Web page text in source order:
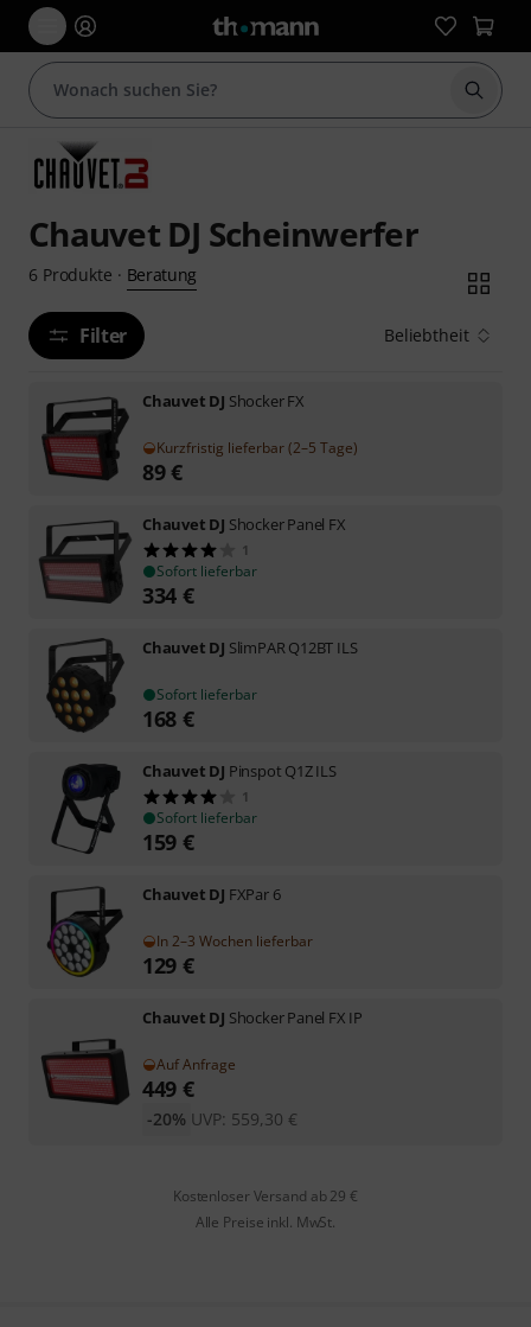
Suche
Chauvet DJ Scheinwerfer
6 Produkte · Beratung
Filter Beliebtheit
Chauvet DJ Shocker FX
Kurzfristig lieferbar (2–5 Tage)
89€
Chauvet DJ Shocker Panel FX
1
Sofort lieferbar
334 €
Chauvet DJ SlimPAR Q12BT ILS
Sofort lieferbar
168 €
Chauvet DJ Pinspot Q1Z ILS
1
Sofort lieferbar
159 €
Chauvet DJ FXPar 6
In 2–3 Wochen lieferbar
129 €
Chauvet DJ Shocker Panel FX IP
Auf Anfrage
449 €
UVP: 559,30 €
-20%
Kostenloser Versand ab 29 €
Alle Preise inkl. MwSt.